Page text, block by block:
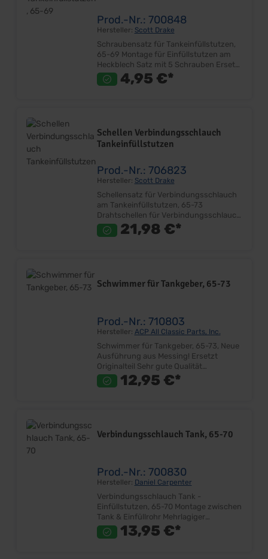
Prod.-Nr.: 700848
Hersteller: Scott Drake
Schraubensatz für Tankeinfüllstutzen,
65-69 Montage für Einfüllstutzen am
Heckblech Satz mit 5 Schrauben Ersetzt
Originalteil Sehr gute Qualität
Lieferumfang: Satz Preis: Pro Satz
4,95 €*
Schellen Verbindungsschlauch
Tankeinfüllstutzen
Prod.-Nr.: 706823
Hersteller: Scott Drake
Schellensatz für Verbindungsschlauch
am Tankeinfüllstutzen, 65-73
Drahtschellen für Verbindungsschlauch
Ersetzt Originalteil Sehr gute Qualität
Paar Lieferumfang: Paar Preis: Pro Paar
21,98 €*
Schwimmer für Tankgeber, 65-73
Prod.-Nr.: 710803
Hersteller: ACP All Classic Parts, Inc.
Schwimmer für Tankgeber, 65-73, Neue
Ausführung aus Messing! Ersetzt
Originalteil Sehr gute Qualität
Messingschwimmer Durchmesser
Aufnahme: ca. 29mm Durchmesser
12,95 €*
Verbindungsschlauch Tank, 65-70
Prod.-Nr.: 700830
Hersteller: Daniel Carpenter
Verbindungsschlauch Tank -
Einfüllstutzen, 65-70 Montage zwischen
Tank & Einfüllrohr Mehrlagiger
Gewebegummischlauch
Kraftstoffresistent Sehr gute Qualität
13,95 €*